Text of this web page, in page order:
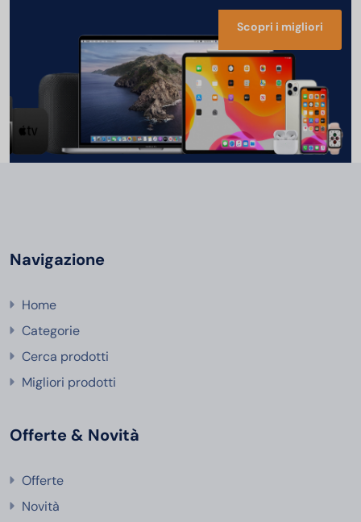
Scopri i migliori
Navigazione
Home
Categorie
Cerca prodotti
Migliori prodotti
Offerte & Novità
Offerte
Novità